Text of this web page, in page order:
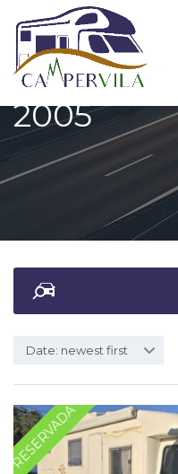
2005
Date: newest first
RESERVADA